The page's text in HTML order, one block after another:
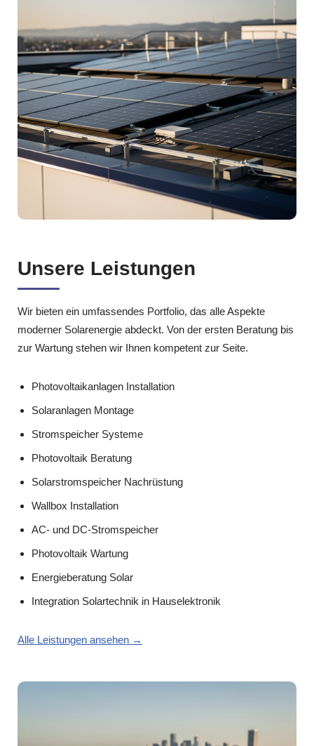
Unsere Leistungen
Wir bieten ein umfassendes Portfolio, das alle Aspekte
moderner Solarenergie abdeckt. Von der ersten Beratung bis
zur Wartung stehen wir Ihnen kompetent zur Seite.
Photovoltaikanlagen Installation
Solaranlagen Montage
Stromspeicher Systeme
Photovoltaik Beratung
Solarstromspeicher Nachrüstung
Wallbox Installation
AC‑ und DC‑Stromspeicher
Photovoltaik Wartung
Energieberatung Solar
Integration Solartechnik in Hauselektronik
Alle Leistungen ansehen →